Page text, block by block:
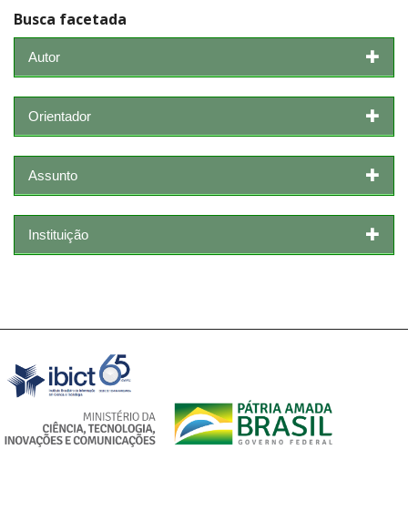
Busca facetada
Autor
Orientador
Assunto
Instituição